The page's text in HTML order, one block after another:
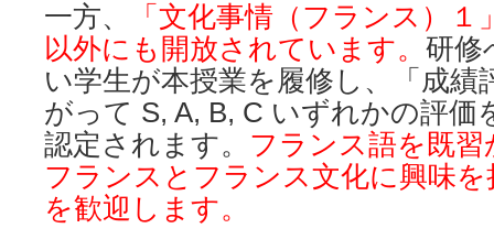
一方、
「文化事情（フランス）
以外にも開放されています。 研修
い学生が本授業を履修し、「成績
がって S, A, B, C いずれかの評価
認定されます。 フランス語を既
フランスとフランス文化に興味
を歓迎します。